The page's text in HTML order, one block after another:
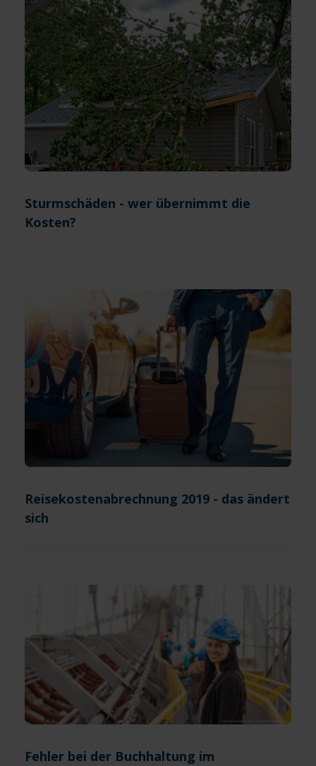
Sturmschäden - wer übernimmt die
Kosten?
Reisekostenabrechnung 2019 - das ändert
sich
Fehler bei der Buchhaltung im